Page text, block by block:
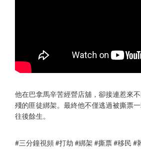
他在巴拿馬辛苦經營店舖，卻接連惹來
殘的匪徒綁架。最終他不僅逃過被撕票
往後餘生。
#三分鐘視頻 #打劫 #綁架 #撕票 #移民 #